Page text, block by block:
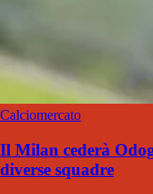
Calciomercato
Il Milan cederà
diverse squadre